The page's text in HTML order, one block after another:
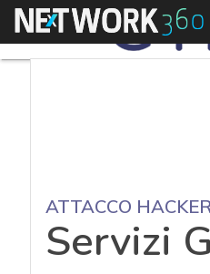
Menu
ATTACCO
Servizi